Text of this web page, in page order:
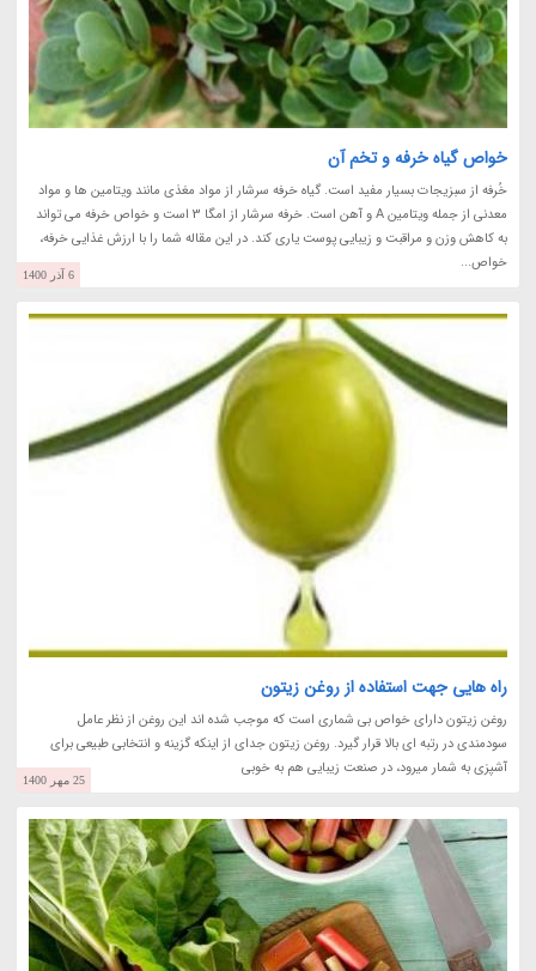
خواص گیاه خرفه و تخم آن
خُرفه از سبزیجات بسیار مفید است. گیاه خرفه سرشار از مواد مغذی مانند ویتامین ها و مواد
معدنی از جمله ویتامین A و آهن است. خرفه سرشار از امگا 3 است و خواص خرفه می تواند
به کاهش وزن و مراقبت و زیبایی پوست یاری کند. در این مقاله شما را با ارزش غذایی خرفه،
خواص...
6 آذر 1400
راه هایی جهت استفاده از روغن زیتون
روغن زیتون دارای خواص بی شماری است که موجب شده اند این روغن از نظر عامل
سودمندی در رتبه ای بالا قرار گیرد. روغن زیتون جدای از اینکه گزینه و انتخابی طبیعی برای
آشپزی به شمار میرود، در صنعت زیبایی هم به خوبی
25 مهر 1400